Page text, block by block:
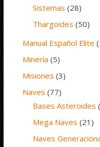
Sistemas (28)
Thargoides (50)
Manual Español Elite
Minería (5)
Misiones (3)
Naves (77)
Bases Asteroides
Mega Naves (21)
Naves